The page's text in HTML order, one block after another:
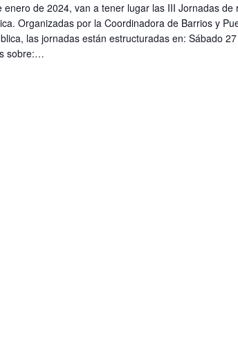
de 2024, van a tener lugar las III Jornadas de
Organizadas por la Coordinadora de Barrios y
las jornadas están estructuradas en: Sábado
sobre:…